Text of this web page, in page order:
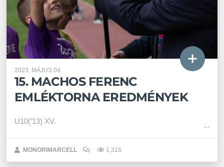
2023. MÁJUS 04.
15. MACHOS FERENC
EMLÉKTORNA EREDMÉNYEK
U10(’13) XV.
MONORIMARCELL 1,316